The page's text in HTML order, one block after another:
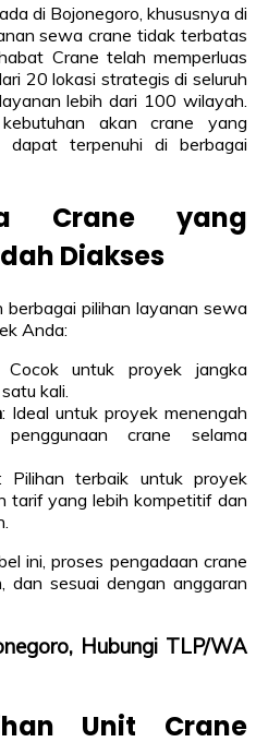
di Bojonegoro, khususnya di
sewa crane tidak terbatas
Crane telah memperluas
20 lokasi strategis di seluruh
lebih dari 100 wilayah.
akan crane yang
dapat terpenuhi di berbagai
Crane yang
Diakses
pilihan layanan sewa
Anda:
untuk proyek jangka
kali.
: Ideal untuk proyek menengah
crane selama
Pilihan terbaik untuk proyek
tarif yang lebih kompetitif dan
ini, proses pengadaan crane
dan sesuai dengan anggaran
Hubungi TLP/WA
Unit Crane